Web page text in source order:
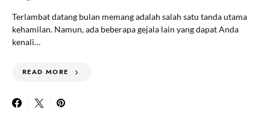
Terlambat datang bulan memang adalah salah satu tanda utama
kehamilan. Namun, ada beberapa gejala lain yang dapat Anda
kenali…
READ MORE